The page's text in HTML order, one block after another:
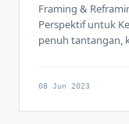
Framing &
Perspektif untuk
penuh tantangan,
kreativitas, dan
08 Jun 2023